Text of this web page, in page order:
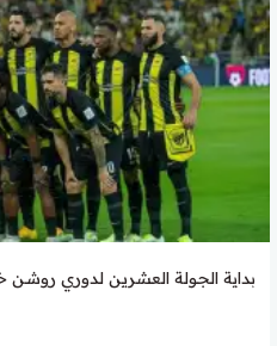
بداية الجولة العشرين لدوري روشن